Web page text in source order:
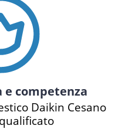
competenza
Daikin Cesano